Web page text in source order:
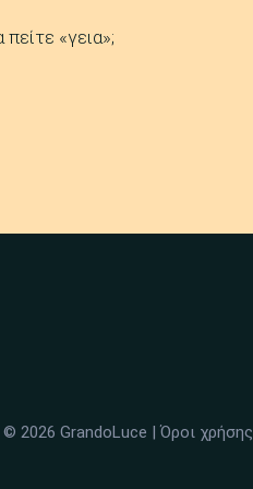
«γεια»;
© 2026 GrandoLuce |Όροι χρήσης